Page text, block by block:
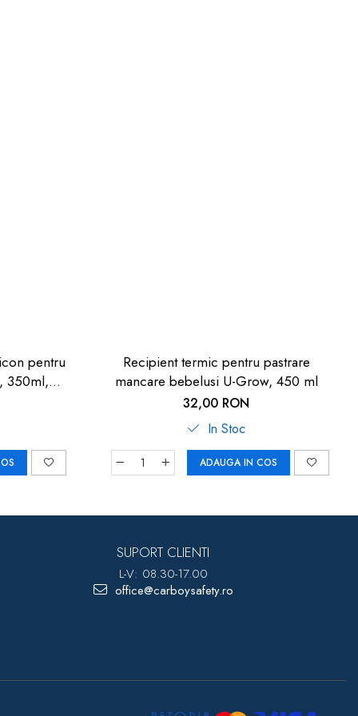
pentru
350ml,
Recipient termic pentru pastrare
mancare bebelusi U-Grow, 450 ml
32,00 RON
In Stoc
ADAUGA IN COS
SUPORT CLIENTI
L-V: 08.30-17.00
office@carboysafety.ro